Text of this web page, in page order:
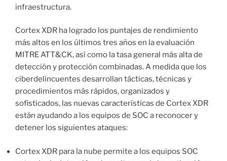
infraestructura.
Cortex XDR ha logrado los puntajes de rendimiento
más altos en los últimos tres años en la evaluación
MITRE ATT&CK, así como la tasa general más alta de
detección y protección combinadas. A medida que los
ciberdelincuentes desarrollan tácticas, técnicas y
procedimientos más rápidos, organizados y
sofisticados, las nuevas características de Cortex XDR
están ayudando a los equipos de SOC a reconocer y
detener los siguientes ataques:
Cortex XDR para la nube permite a los equipos SOC